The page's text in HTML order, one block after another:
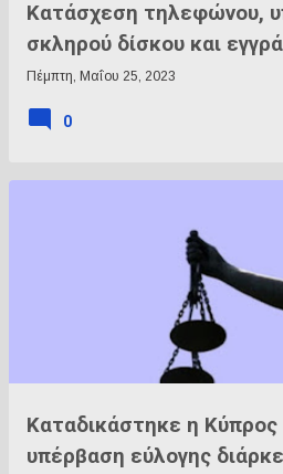
Κατάσχεση τηλεφώνου,
σκληρού δίσκου και
Πέμπτη, Μαΐου 25, 2023
0
Καταδικάστηκε η
υπέρβαση εύλογης